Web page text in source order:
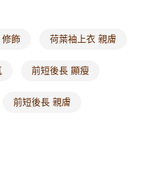
修飾 荷葉袖上衣 親膚
前短後長 顯瘦
前短後長 親膚